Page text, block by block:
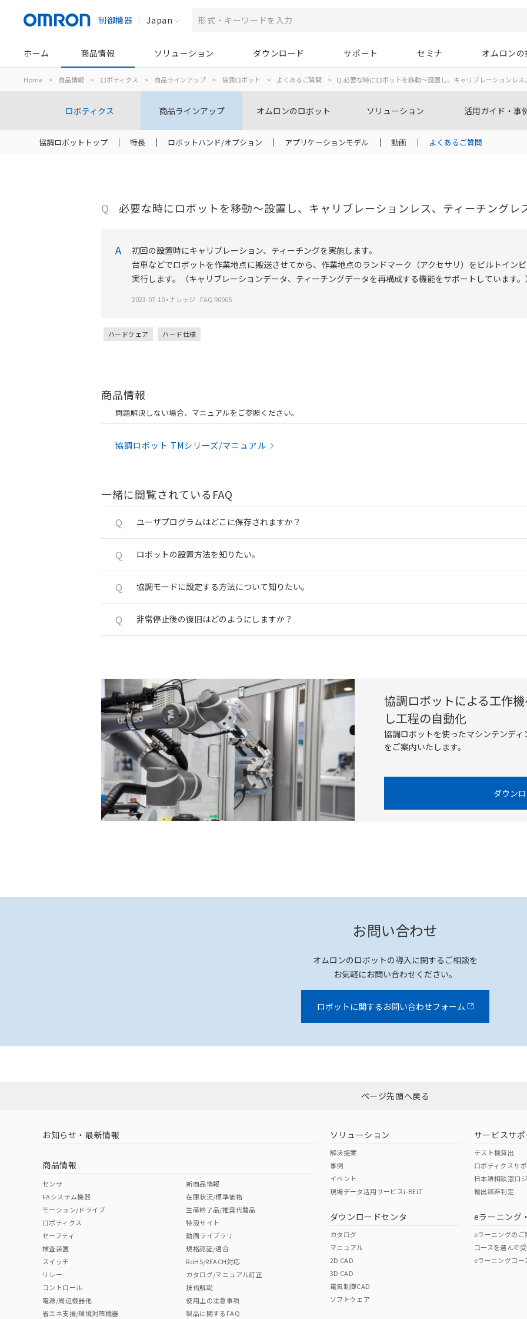
制御機器 Japan
ホーム 商品情報 ソリューション ダウンロード サポート セミナ オムロン
Home > 商品情報 > ロボティクス > 商品ラインアップ > 協調ロボット > よくあるご質問 > Q.必要な時にロボットを移動〜設置し、キャリブレーションレ
ロボティクス 商品ラインアップ オムロンのロボット ソリューション 活用ガイド・事
協調ロボットトップ 特長 ロボットハンド/オプション アプリケーションモデル 動画 よくあるご質問
Q 必要な時にロボットを移動〜設置し、キャリブレーションレス、ティーチングレ
A
初回の設置時にキャリブレーション、ティーチングを実施します。
台車などでロボットを作業地点に搬送させてから、作業地点のランドマーク（アクセサリ）をビルトイン
実行します。（キャリブレーションデータ、ティーチングデータを再構成する機能をサポートしています
2023-07-10•ナレッジ FAQ R0005
ハードウェア ハード仕様
商品情報
問題解決しない場合、マニュアルをご参照ください。
協調ロボット TMシリーズ/マニュアル
一緒に閲覧されているFAQ
Q ユーザプログラムはどこに保存されますか？
Q ロボットの設置方法を知りたい。
Q 協調モードに設定する方法について知りたい。
Q 非常停止後の復旧はどのようにしますか？
協調ロボットによる工作
し工程の自動化
協調ロボットを使ったマシンテンデ
をご案内いたします。
ダウン
お問い合わせ
オムロンのロボットの導入に関するご相談を
お気軽にお問い合わせください。
ロボットに関するお問い合わせフォーム
ページ先頭へ戻る
お知らせ・最新情報
商品情報
センサ
FAシステム機器
モーション/ドライブ
ロボティクス
セーフティ
検査装置
スイッチ
リレー
コントロール
電源/周辺機器他
省エネ支援/環境対策機器
新商品情報
在庫状況/標準価格
生産終了品/推奨代替品
特設サイト
動画ライブラリ
規格認証/適合
RoHS/REACH対応
カタログ/マニュアル訂正
技術解説
使用上の注意事項
製品に関するFAQ
ソリューション
解決提案
事例
イベント
現場データ活用サービスi-BELT
ダウンロードセンタ
カタログ
マニュアル
2D CAD
3D CAD
電気制御CAD
ソフトウェア
サービスサ
テスト機貸出
ロボティクスサ
日本語相談窓口
輸出該非判定
eラーニング
eラーニングのご
コースを選んで
eラーニングコー